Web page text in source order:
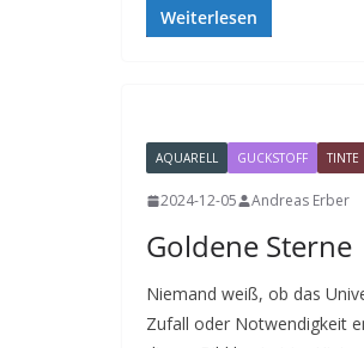
Weiterlesen
AQUARELL GUCKSTOFF TINTE
2024-12-05 Andreas Erber
Goldene Sterne
Niemand weiß, ob das
Zufall oder Notwendigkeit